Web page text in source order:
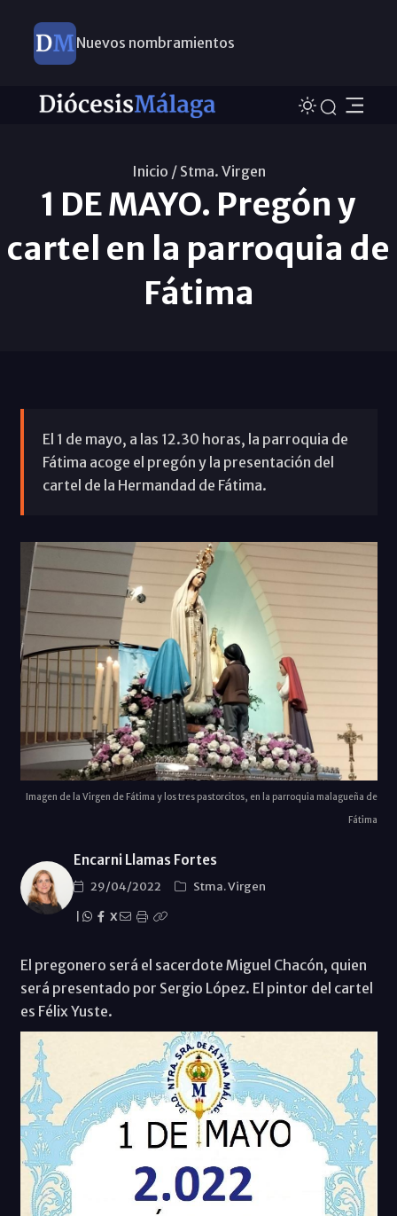
Nuevos nombramientos
Inicio / Stma. Virgen
1 DE MAYO. Pregón y
cartel en la parroquia de
Fátima
El 1 de mayo, a las 12.30 horas, la parroquia de
Fátima acoge el pregón y la presentación del
cartel de la Hermandad de Fátima.
Imagen de la Virgen de Fátima y los tres pastorcitos, en la parroquia malagueña de
Fátima
Encarni Llamas Fortes
29/04/2022
Stma. Virgen
X
El pregonero será el sacerdote Miguel Chacón, quien
será presentado por Sergio López. El pintor del cartel
es Félix Yuste.